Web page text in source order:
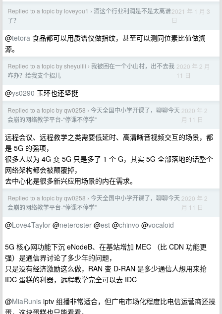
Replied to a topic by loveyou1 › 酒这个行业利润是不是太离谱
了？
2021 年 1 月 3
日
@tetora 食品都可以用质谱仪做指纹，甚至可以测同位素比值做溯
源。
Replied to a topic by sheyulili › 我被困在一个小山村，出不去我
咋办？给我支个招儿
2020 年 2 月
11 日
@ys0290 玉环也还坚挺
Replied to a topic by qw0258 › 今天全国中小学开课了，聊聊今天
会崩的网络教学平台-“停课不停学”
2020 年 2
月 11 日
远程会议、远程教学之类需要低延时、高清晰音视频交互的场景，都
是 5G 的强项，
很多人以为 4G 变 5G 只是多了 1 个 G，其实 5G 全部落地的话整个
网络架构都会被颠覆掉，
去中心化是很多新兴应用场景的内在需求。
Replied to a topic by qw0258 › 今天全国中小学开课了，聊聊今天
会崩的网络教学平台-“停课不停学”
2020 年 2
月 11 日
@Love4Taylor @neteroster @est @chinvo @vocaloid
5G 核心网功能下沉 eNodeB、在基站增加 MEC （比 CDN 功能更
强）是通信界讨论了多少年的问题，
只是没有经济激励这么做，RAN 变 D-RAN 是多少通信人想用来抢
IDC 蛋糕的利器，远程教学完全可以去 IDC
@MiaRunis iptv 组播非常适合，但广电市场化程度比电信运营商还操
蛋，这块蛋糕也只能看看。